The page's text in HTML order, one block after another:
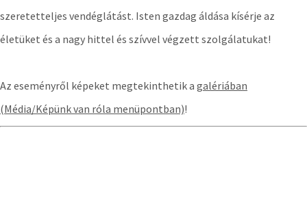
szeretetteljes vendéglátást. Isten gazdag áldása kísérje az
életüket és a nagy hittel és szívvel végzett szolgálatukat!
Az eseményről képeket megtekinthetik a galériában
(Média/Képünk van róla menüpontban)!